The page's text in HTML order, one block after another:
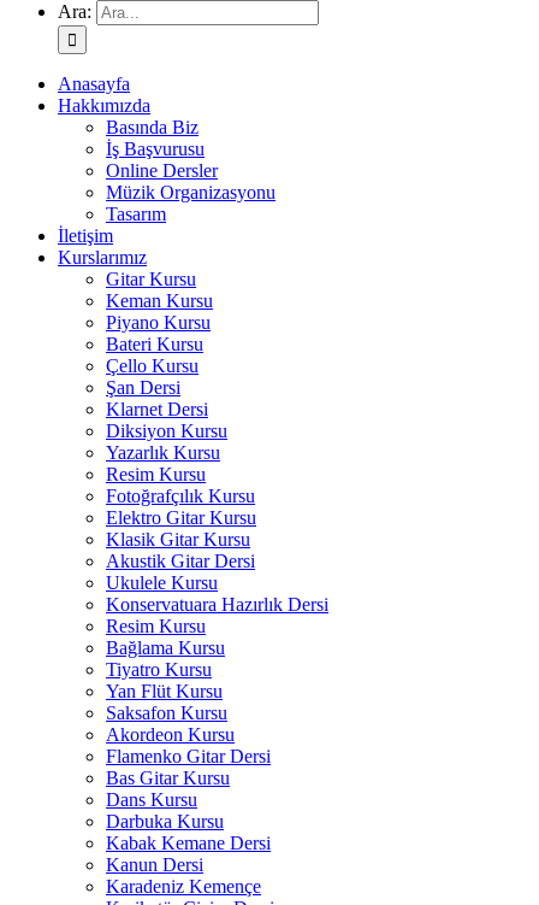
Ara:
Anasayfa
Hakkımızda
Basında Biz
İş Başvurusu
Online Dersler
Müzik Organizasyonu
Tasarım
İletişim
Kurslarımız
Gitar Kursu
Keman Kursu
Piyano Kursu
Bateri Kursu
Çello Kursu
Şan Dersi
Klarnet Dersi
Diksiyon Kursu
Yazarlık Kursu
Resim Kursu
Fotoğrafçılık Kursu
Elektro Gitar Kursu
Klasik Gitar Kursu
Akustik Gitar Dersi
Ukulele Kursu
Konservatuara Hazırlık Dersi
Resim Kursu
Bağlama Kursu
Tiyatro Kursu
Yan Flüt Kursu
Saksafon Kursu
Akordeon Kursu
Flamenko Gitar Dersi
Bas Gitar Kursu
Dans Kursu
Darbuka Kursu
Kabak Kemane Dersi
Kanun Dersi
Karadeniz Kemençe